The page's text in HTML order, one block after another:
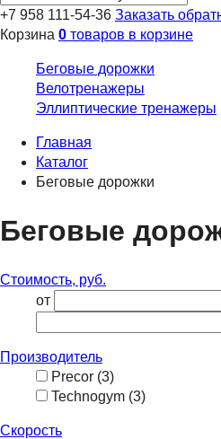
+7 958 111-54-36 Заказать
Корзина 0 товаров в корзине
Беговые дорожки
Велотренажеры
Эллиптические тренажеры
Главная
Каталог
Беговые дорожки
Беговые
Стоимость, руб.
от
Производитель
Precor (3)
Technogym (3)
Скорость